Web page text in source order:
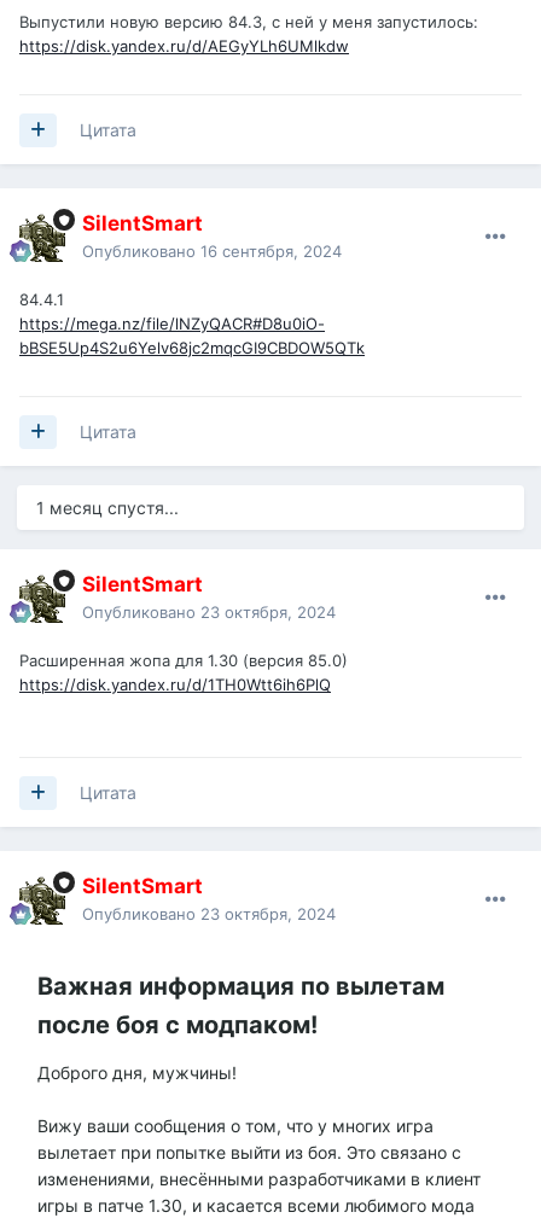
Выпустили новую версию 84.3, с ней у меня запустилось:
https://disk.yandex.ru/d/AEGyYLh6UMlkdw
Цитата
SilentSmart
Опубликовано 16 сентября, 2024
84.4.1
https://mega.nz/file/lNZyQACR#D8u0iO-
bBSE5Up4S2u6Yelv68jc2mqcGI9CBDOW5QTk
Цитата
1 месяц спустя...
SilentSmart
Опубликовано 23 октября, 2024
Расширенная жопа для 1.30 (версия 85.0)
https://disk.yandex.ru/d/1TH0Wtt6ih6PlQ
Цитата
SilentSmart
Опубликовано 23 октября, 2024
Важная информация по вылетам
после боя с модпаком!
Доброго дня, мужчины!
Вижу ваши сообщения о том, что у многих игра
вылетает при попытке выйти из боя. Это связано с
изменениями, внесёнными разработчиками в клиент
игры в патче 1.30, и касается всеми любимого мода